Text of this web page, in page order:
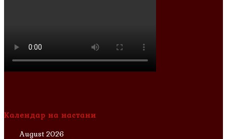
Календар на настани
August 2026